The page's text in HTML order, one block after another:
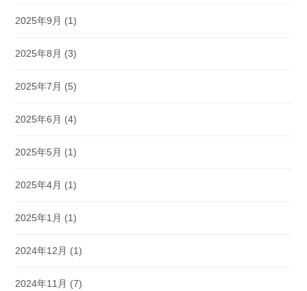
2025年9月 (1)
2025年8月 (3)
2025年7月 (5)
2025年6月 (4)
2025年5月 (1)
2025年4月 (1)
2025年1月 (1)
2024年12月 (1)
2024年11月 (7)